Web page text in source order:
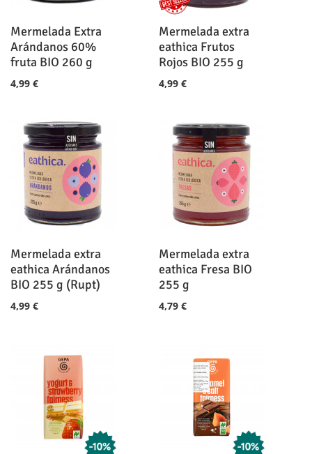
Mermelada Extra
Arándanos 60%
fruta BIO 260 g
4,99 €
Mermelada extra
eathica Frutos
Rojos BIO 255 g
4,99 €
Mermelada extra
eathica Arándanos
BIO 255 g (Rupt)
4,99 €
Mermelada extra
eathica Fresa BIO
255 g
4,79 €